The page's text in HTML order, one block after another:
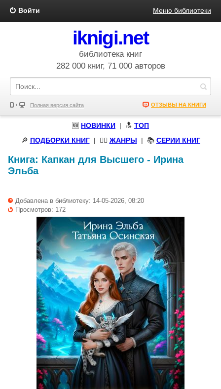
Войти Меню библиотеки
iknigi.net
библиотека книг
282 000 книг, 71 000 авторов
Полная версия сайта ОТЗЫВЫ НА КНИГИ
🆕 НОВИНКИ | 🔝 ТОП
🔎 ПОДБОРКИ КНИГ| 🧝‍♀️ ЖАНРЫ | 📚 СЕРИИ КНИГ
Книга: Капкан для Высшего - Ирина
Эльба
Добавлена в библиотеку: 14-05-2026, 08:20
Просмотров: 172